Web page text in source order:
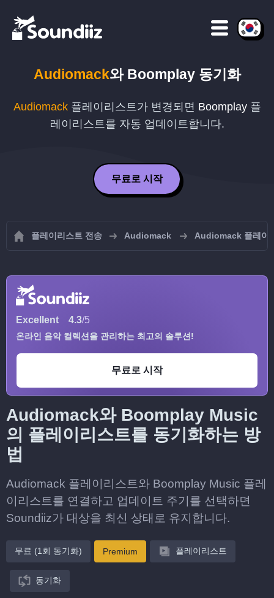
Audiomack와 Boomplay동기화
Audiomack플레이리스트가 변경되면 Boomplay플
레이리스트를 자동 업데이트합니다.
무료로 시작
플레이리스트 전송 Audiomack Audiomack 플레이
Excellent 4.3/5
온라인 음악 컬렉션을 관리하는 최고의 솔루션!
무료로 시작
Audiomack와 Boomplay Music
의 플레이리스트를 동기화하는 방
법
Audiomack 플레이리스트와 Boomplay Music 플레
이리스트를 연결하고 업데이트 주기를 선택하면
Soundiiz가 대상을 최신 상태로 유지합니다.
무료 (1회 동기화) Premium 플레이리스트
동기화